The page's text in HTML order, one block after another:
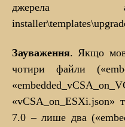
джерела
Зауваження. Якщо
чотири файли
«vCSA_on_ESXi.json»
7.0 – лише два